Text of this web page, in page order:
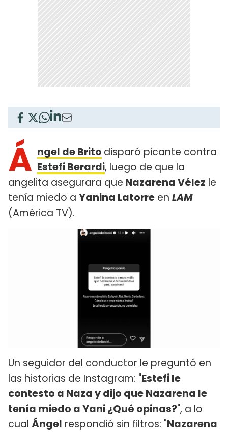
Á ngel de Brito disparó picante contra
Estefi Berardi, luego de que la
angelita asegurara que Nazarena Vélez le
tenía miedo a Yanina Latorre en LAM
(América TV).
Un seguidor del conductor le preguntó en
las historias de Instagram: "Estefi le
contesto a Naza y dijo que Nazarena le
tenía miedo a Yani ¿Qué opinas?", a lo
cual Ángel respondió sin filtros: "Nazarena